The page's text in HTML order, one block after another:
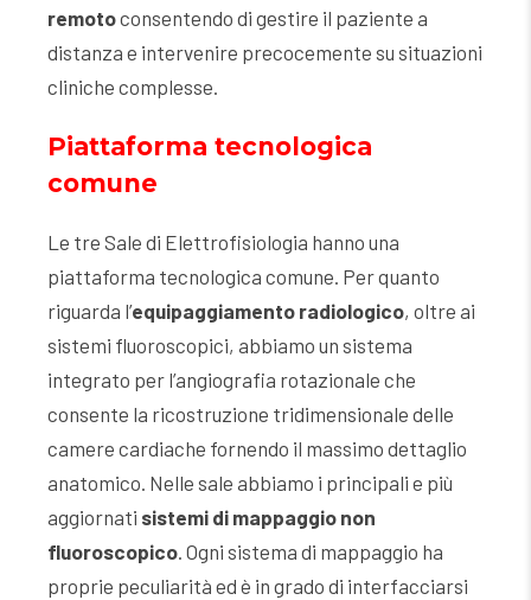
remotoconsentendo di gestire il paziente a
distanza e intervenire precocemente su situazioni
cliniche complesse.
Piattaforma tecnologica
comune
Le tre Sale di Elettrofisiologia hanno una
piattaforma tecnologica comune. Per quanto
riguarda l’equipaggiamento radiologico, oltre ai
sistemi fluoroscopici, abbiamo un sistema
integrato per l’angiografia rotazionale che
consente la ricostruzione tridimensionale delle
camere cardiache fornendo il massimo dettaglio
anatomico. Nelle sale abbiamo i principali e più
aggiornati sistemi di mappaggio non
fluoroscopico . Ogni sistema di mappaggio ha
proprie peculiarità ed è in grado di interfacciarsi